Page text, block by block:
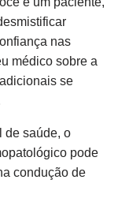
nas
médico sobre a
se
de saúde, o
pode
condução de